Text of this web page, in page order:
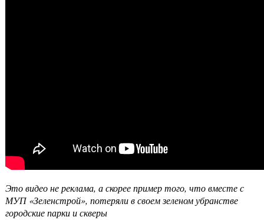
Это видео не реклама, а скорее пример того, что вместе с
МУП «Зеленстрой», потеряли в своем зеленом убранстве
городские парки и скверы